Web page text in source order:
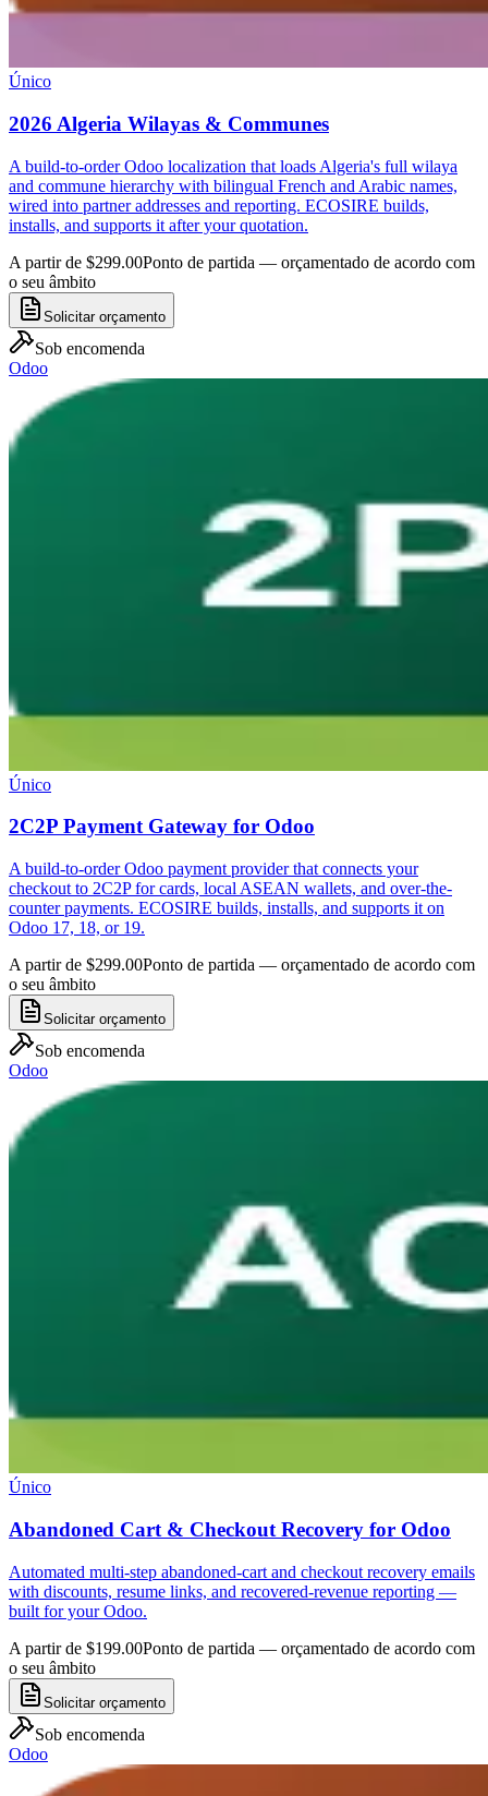
Único
2026 Algeria Wilayas & Communes
A build-to-order Odoo localization that loads Algeria's full wilaya
and commune hierarchy with bilingual French and Arabic names,
wired into partner addresses and reporting. ECOSIRE builds,
installs, and supports it after your quotation.
A partir de $299.00Ponto de partida — orçamentado de acordo com
o seu âmbito
Solicitar orçamento
Sob encomenda
Odoo
Único
2C2P Payment Gateway for Odoo
A build-to-order Odoo payment provider that connects your
checkout to 2C2P for cards, local ASEAN wallets, and over-the-
counter payments. ECOSIRE builds, installs, and supports it on
Odoo 17, 18, or 19.
A partir de $299.00Ponto de partida — orçamentado de acordo com
o seu âmbito
Solicitar orçamento
Sob encomenda
Odoo
Único
Abandoned Cart & Checkout Recovery for Odoo
Automated multi-step abandoned-cart and checkout recovery emails
with discounts, resume links, and recovered-revenue reporting —
built for your Odoo.
A partir de $199.00Ponto de partida — orçamentado de acordo com
o seu âmbito
Solicitar orçamento
Sob encomenda
Odoo